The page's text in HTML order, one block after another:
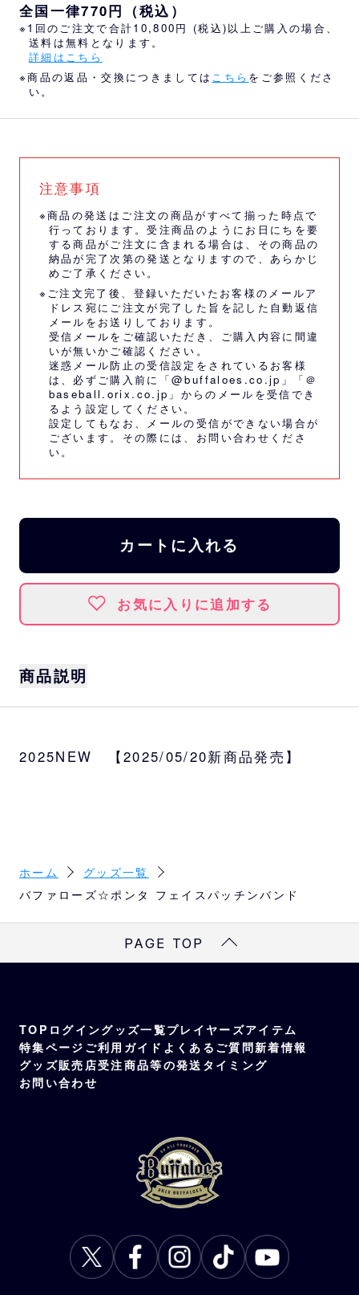
全国一律770円（税込）
※1回のご注文で合計10,800円 (税込)以上ご購入の場合、
送料は無料となります。
詳細はこちら
※商品の返品・交換につきましては こちら をご参照くださ
い。
注意事項
※商品の発送はご注文の商品がすべて揃った時点で
行っております。受注商品のようにお日にちを要
する商品がご注文に含まれる場合は、その商品の
納品が完了次第の発送となりますので、あらかじ
めご了承ください。
※ご注文完了後、登録いただいたお客様のメールア
ドレス宛にご注文が完了した旨を記した自動返信
メールをお送りしております。
受信メールをご確認いただき、ご購入内容に間違
いが無いかご確認ください。
迷惑メール防止の受信設定をされているお客様
は、必ずご購入前に「@buffaloes.co.jp」「＠
baseball.orix.co.jp」からのメールを受信でき
るよう設定してください。
設定してもなお、メールの受信ができない場合が
ございます。その際には、 お問い合わせくださ
い。
カートに入れる
お気に入りに追加する
商品説明
部分）約3.5cm、幅（頭部）約6cm 奥行約
5.5cm
2025NEW 【2025/05/20新商品発売】
ホーム
グッズ一覧
バファローズ☆ポンタ フェイスパッチンバンド
PAGE TOP
TOP ログイングッズ一覧プレイヤーズアイテム
特集ページ ご利用ガイド よくあるご質問新着情報
グッズ販売店受注商品等の発送タイミング
お問い合わせ